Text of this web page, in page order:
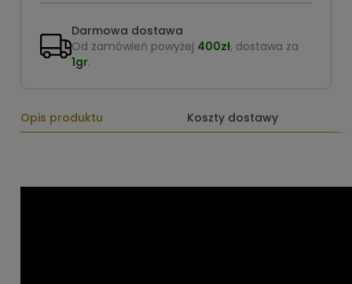
Darmowa dostawa
Od zamówień powyżej 400zł, dostawa za
1gr.
Opis produktu Koszty dostawy